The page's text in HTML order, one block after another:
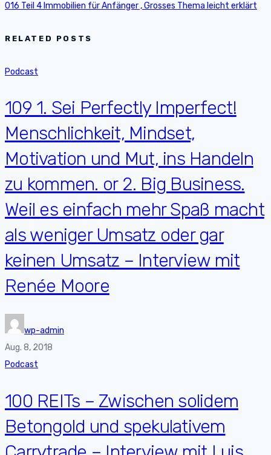
016 Teil 4 Immobilien für Anfänger , Grosses Thema leicht erklärt
RELATED POSTS
Podcast
109 1. Sei Perfectly Imperfect!
Menschlichkeit, Mindset,
Motivation und Mut, ins Handeln
zu kommen. or 2. Big Business.
Weil es einfach mehr Spaß macht
als weniger Umsatz oder gar
keinen Umsatz – Interview mit
Renée Moore
wp-admin
Aug. 8, 2018
Podcast
100 REITs – Zwischen solidem
Betongold und spekulativem